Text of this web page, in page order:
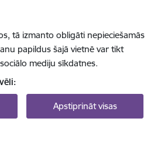
tā izmanto obligāti nepieciešamās
papildus šajā vietnē var tikt
mediju sīkdatnes.
Apstiprināt visas